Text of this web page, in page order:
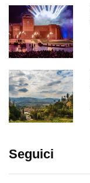
Seguici